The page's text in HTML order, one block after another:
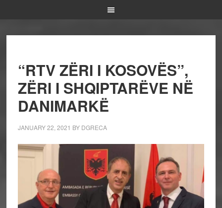
“RTV ZËRI I KOSOVËS”,
ZËRI I SHQIPTARËVE NË
DANIMARKË
JANUARY 22, 2021 BY DGRECA